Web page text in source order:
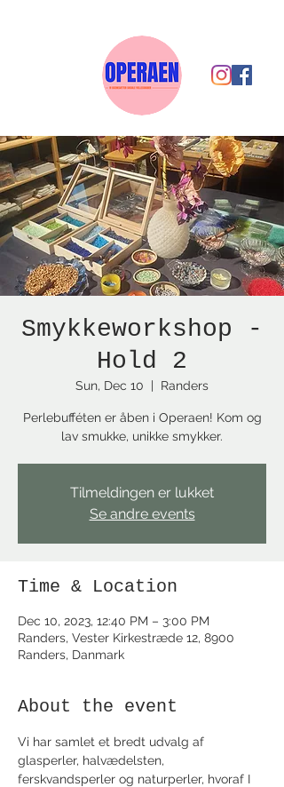
Smykkeworkshop -
Hold 2
Sun, Dec 10
  |
Randers
Perlebufféten er åben i Operaen! Kom og
lav smukke, unikke smykker.
Tilmeldingen er lukket
Se andre events
Time & Location
Dec 10, 2023, 12:40 PM – 3:00 PM
Randers, Vester Kirkestræde 12, 8900
Randers, Danmark
About the event
Vi har samlet et bredt udvalg af
glasperler, halvædelsten,
ferskvandsperler og naturperler, hvoraf I